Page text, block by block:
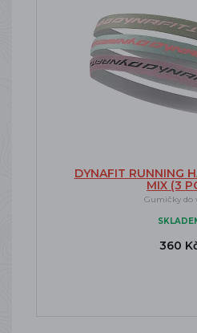
DYNAFIT RUNNING
MIX (3
Gumičky do
360